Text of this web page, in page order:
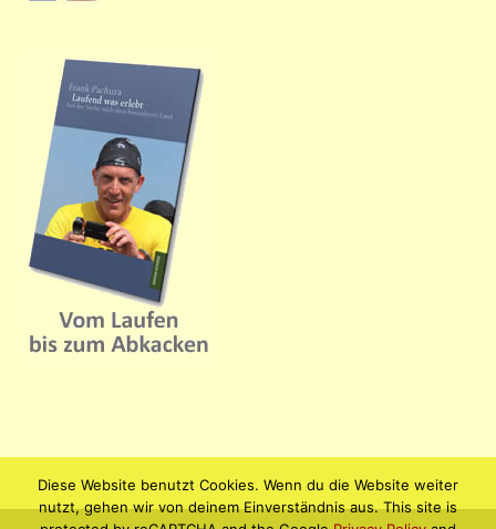
Diese Website benutzt Cookies. Wenn du die Website weiter
nutzt, gehen wir von deinem Einverständnis aus. This site is